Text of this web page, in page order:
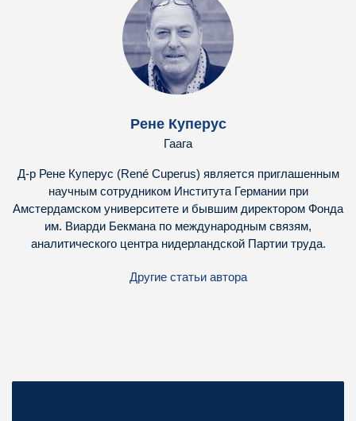
Рене Куперус
Гаага
Д-р Рене Куперус (René Cuperus) является приглашенным
научным сотрудником Института Германии при
Амстердамском университете и бывшим директором Фонда
им. Виарди Бекмана по международным связям,
аналитического центра нидерландской Партии труда.
Другие статьи автора